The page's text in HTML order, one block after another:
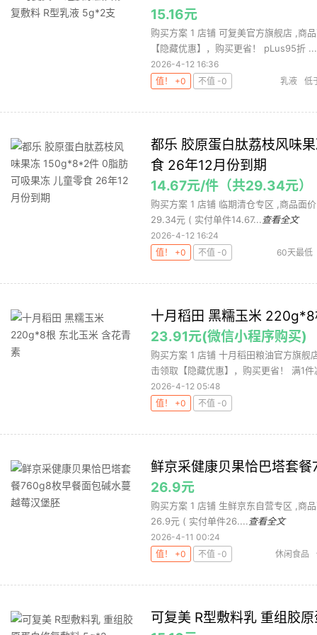
15.16元
购买方案 1 店铺 可复美官方旗舰店 ,商
【隐藏优惠】，购买更省！ pLus95折 ...
2026-4-12 16:36
值！ +0
不值 -0 乳液
低
都乐 胶原蛋白肽荔枝风味
食 26年12月份到期
14.67元/件（共29.34元）
购买方案 1 店铺 临期清仓专区 ,商品面
29.34元 ( 实付单件14.67... 查看全文
2026-4-12 16:24
值！ +0
不值 -0
60天最低
十月稻田 黑糯玉米
23.91元(微信小程序购买)
购买方案 1 店铺 十月稻田粮油官方旗
击领取【隐藏优惠】，购买更省！ 满1
2026-4-12 05:48
值！ +0
不值 -0
鲜京采健康贝果恰巴塔套
26.9元
购买方案 1 店铺 生鲜京东自营专区 ,商
26.9元 ( 实付单件26.... 查看全文
2026-4-11 00:24
值！ +0
不值 -0 休闲食品
可复美 R型敷料乳 重组胶